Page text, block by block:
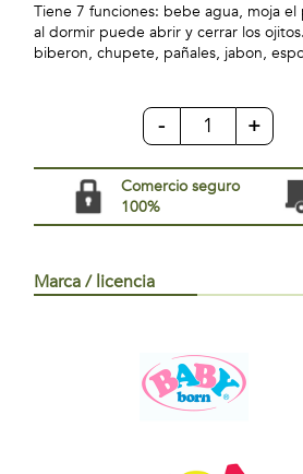
Tiene 7 funciones: bebe agua, moja
al dormir puede abrir y cerrar los
biberon, chupete, pañales, jabon,
- +
Comercio seguro
100%
Marca / licencia